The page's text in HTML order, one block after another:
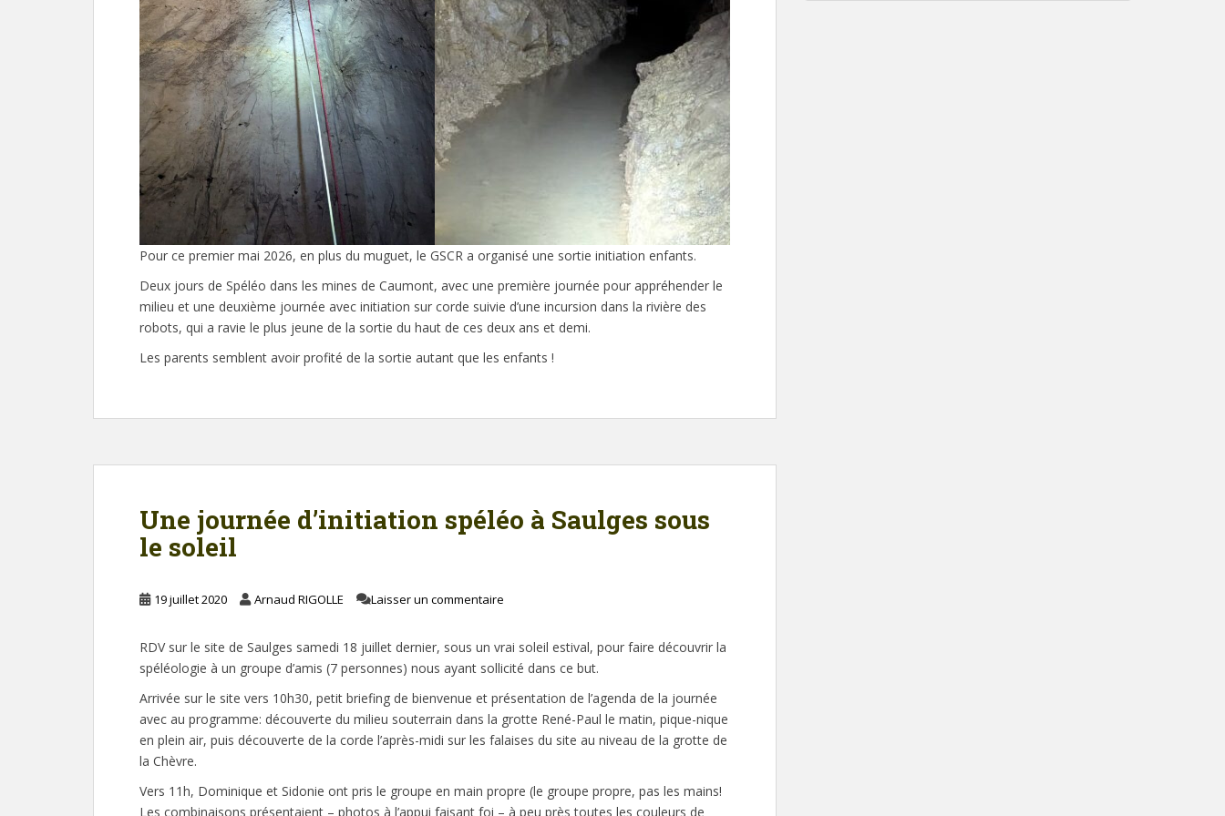
Pour ce premier mai 2026, en plus du muguet, le GSCR a organisé une sortie initiation enfants.
Deux jours de Spéléo dans les mines de Caumont, avec une première journée pour appréhender le
milieu et une deuxième journée avec initiation sur corde suivie d’une incursion dans la rivière des
robots, qui a ravie le plus jeune de la sortie du haut de ces deux ans et demi.
Les parents semblent avoir profité de la sortie autant que les enfants !
Une journée d’initiation spéléo à Saulges sous
le soleil
19 juillet 2020 Arnaud RIGOLLE Laisser un commentaire
RDV sur le site de Saulges samedi 18 juillet dernier, sous un vrai soleil estival, pour faire découvrir la
spéléologie à un groupe d’amis (7 personnes) nous ayant sollicité dans ce but.
Arrivée sur le site vers 10h30, petit briefing de bienvenue et présentation de l’agenda de la journée
avec au programme: découverte du milieu souterrain dans la grotte René-Paul le matin, pique-nique
en plein air, puis découverte de la corde l’après-midi sur les falaises du site au niveau de la grotte de
la Chèvre.
Vers 11h, Dominique et Sidonie ont pris le groupe en main propre (le groupe propre, pas les mains!
Les combinaisons présentaient – photos à l’appui faisant foi – à peu près toutes les couleurs de